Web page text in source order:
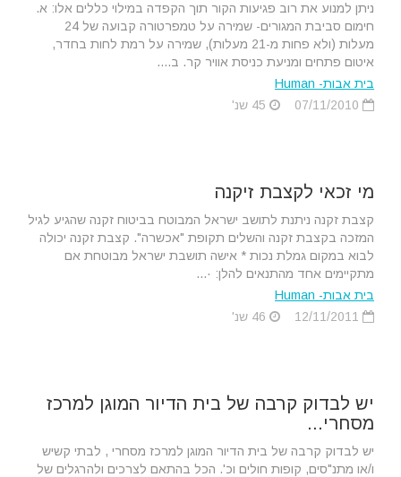
ניתן למנוע את רוב פגיעות הקור תוך הקפדה במילוי כללים אלו: א.
חימום סביבת המגורים- שמירה על טמפרטורה קבועה של 24
מעלות (ולא פחות מ-21 מעלות), שמירה על רמת לחות בחדר,
איטום פתחים ומניעת כניסת אוויר קר. ב....
בית אבות- Human
מי זכאי לקצבת זיקנה
קצבת זקנה ניתנת לתושב ישראל המבוטח בביטוח זקנה שהגיע לגיל
המזכה בקצבת זקנה והשלים תקופת "אכשרה". קצבת זקנה יכולה
לבוא במקום גמלת נכות * אישה תושבת ישראל מבוטחת אם
מתקיימים אחד מהתנאים להלן: ·...
בית אבות- Human
יש לבדוק קרבה של בית הדיור המוגן למרכז
מסחרי...
יש לבדוק קרבה של בית הדיור המוגן למרכז מסחרי , לבתי קשיש
ו/או מתנ"סים, קופות חולים וכ'. הכל בהתאם לצרכים ולהרגלים של